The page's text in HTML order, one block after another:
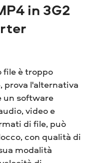
in 3G2
file è troppo
prova l'alternativa
un software
video e
di file, può
con qualità di
modalità